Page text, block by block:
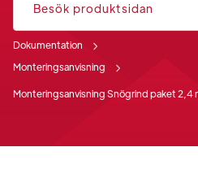
Besök produktsidan
Dokumentation
Monteringsanvisning
Monteringsanvisning Snögrind paket 2,4